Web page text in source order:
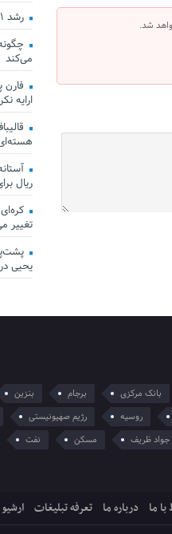
شد.
رشد ۶۱ هزار واحدی شاخص بورس
می‌کند
فارن
ارایه
ریال
تغییر
یحیی
بانک مرکزی برجام بنزین
روسیه رژیم صهیونیستی
ظریف مسکن نفت
با ما درباره ما تعرفه تبلیغات